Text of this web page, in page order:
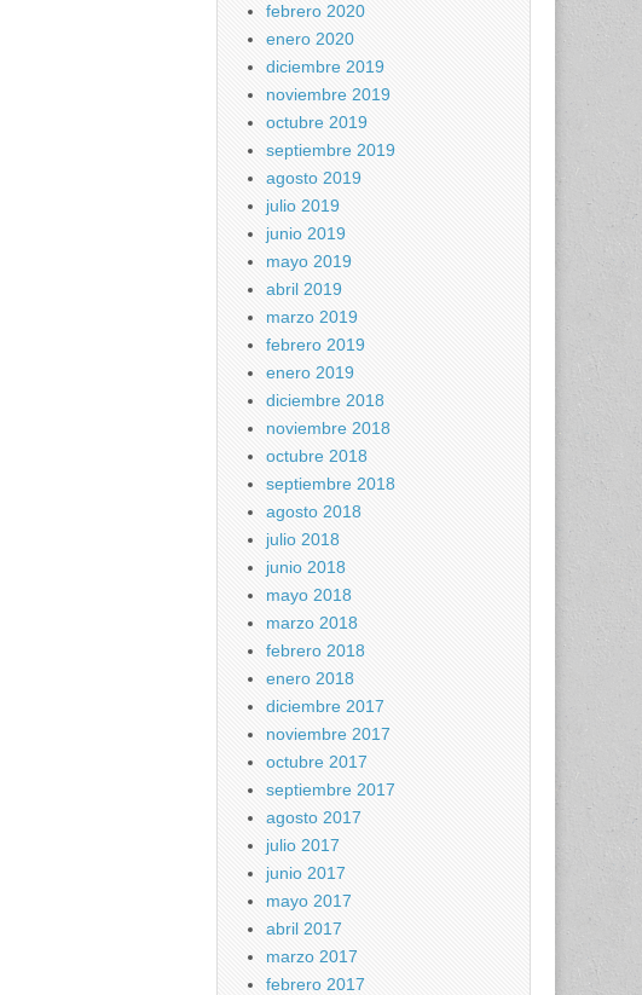
febrero 2020
enero 2020
diciembre 2019
noviembre 2019
octubre 2019
septiembre 2019
agosto 2019
julio 2019
junio 2019
mayo 2019
abril 2019
marzo 2019
febrero 2019
enero 2019
diciembre 2018
noviembre 2018
octubre 2018
septiembre 2018
agosto 2018
julio 2018
junio 2018
mayo 2018
marzo 2018
febrero 2018
enero 2018
diciembre 2017
noviembre 2017
octubre 2017
septiembre 2017
agosto 2017
julio 2017
junio 2017
mayo 2017
abril 2017
marzo 2017
febrero 2017